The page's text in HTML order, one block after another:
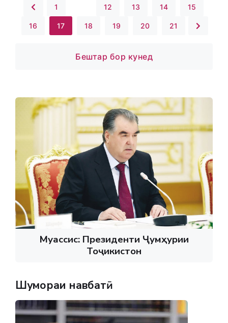
1 12 13 14 15
16 17 18 19 20 21
Бештар бор кунед
Муассис: Президенти Ҷумҳурии
Тоҷикистон
Шумораи навбатӣ